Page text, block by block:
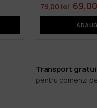
79,00lei 69,00
Transport
pentru comenzi